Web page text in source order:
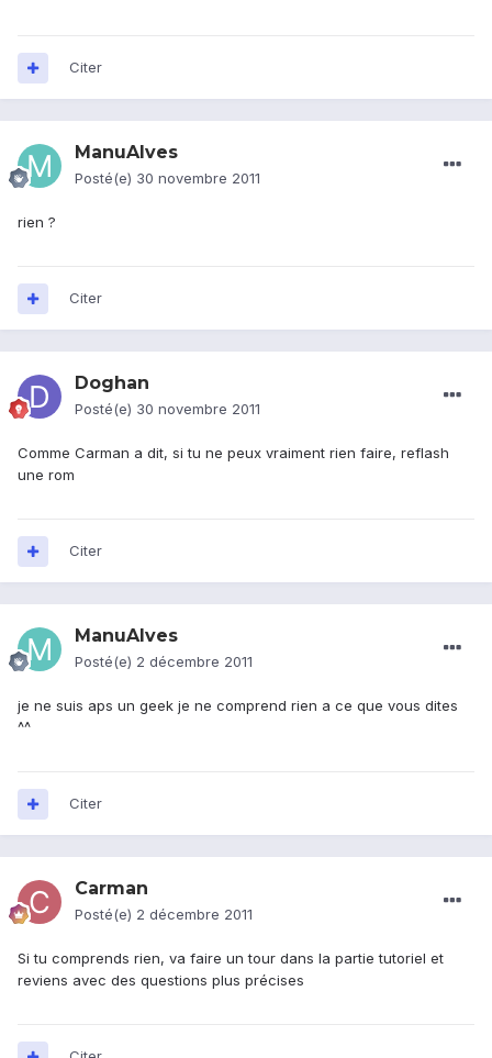
Citer
ManuAlves
Posté(e) 30 novembre 2011
rien ?
Citer
Doghan
Posté(e) 30 novembre 2011
Comme Carman a dit, si tu ne peux vraiment rien faire, reflash
une rom
Citer
ManuAlves
Posté(e) 2 décembre 2011
je ne suis aps un geek je ne comprend rien a ce que vous dites
^^
Citer
Carman
Posté(e) 2 décembre 2011
Si tu comprends rien, va faire un tour dans la partie tutoriel et
reviens avec des questions plus précises